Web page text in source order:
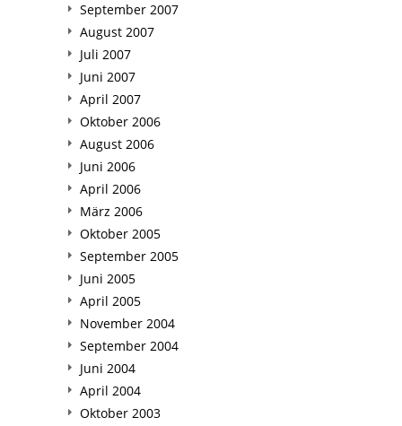
September 2007
August 2007
Juli 2007
Juni 2007
April 2007
Oktober 2006
August 2006
Juni 2006
April 2006
März 2006
Oktober 2005
September 2005
Juni 2005
April 2005
November 2004
September 2004
Juni 2004
April 2004
Oktober 2003